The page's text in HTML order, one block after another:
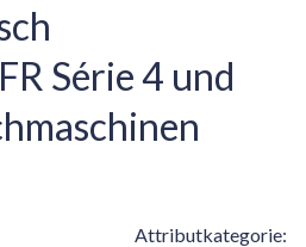
Série 4 und
Attributkategorie